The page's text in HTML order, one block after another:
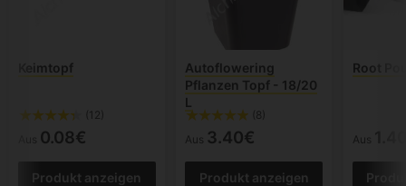
Keimtopf
(12)
0.08€
Produkt anzeigen
Autoflowering
Pflanzen Topf - 18/20
L
(8)
Aus 3.40€
Produkt anzeigen
Root
Aus